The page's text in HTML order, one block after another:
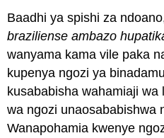
Baadhi ya spishi za
braziliense ambazo
wanyama kama vile paka
kupenya ngozi ya
kusababisha wahamiaji
wa ngozi unaosababishwa
Wanapohamia kwenye